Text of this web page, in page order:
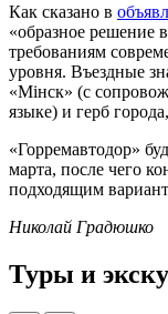
Как сказано в
«образное решение
требованиям
уровня. Въездные
«Miнск» (с
языке) и герб
«Горремавтодор»
марта, после чего
подходящим
Николай Градюшко
Туры и